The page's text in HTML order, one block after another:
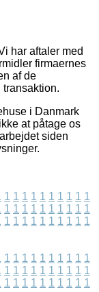
har aftaler med
firmaernes
af de
i Danmark
at påtage os
siden
1 1 1 1 1 1 1 1 1 1
1 1 1 1 1 1 1 1 1 1
1 1 1 1 1 1 1 1 1 1
1 1 1 1 1 1 1 1 1 1
1 1 1 1 1 1 1 1 1 1
1 1 1 1 1 1 1 1 1 1